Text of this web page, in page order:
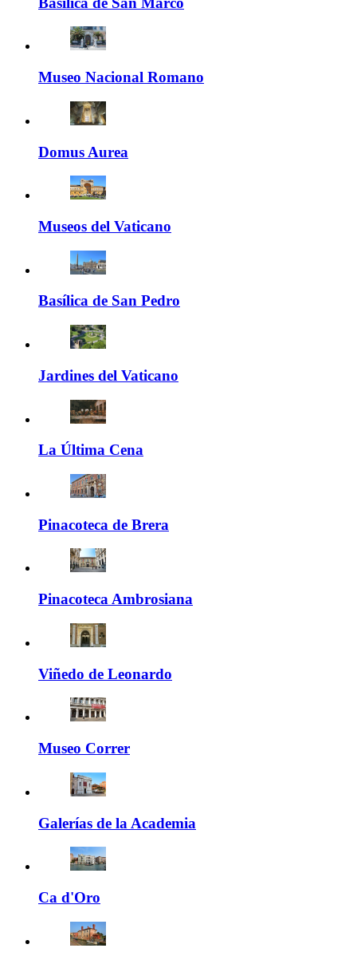
Museo Nacional Romano
Domus Aurea
Museos del Vaticano
Basílica de San Pedro
Jardines del Vaticano
La Última Cena
Pinacoteca de Brera
Pinacoteca Ambrosiana
Viñedo de Leonardo
Museo Correr
Galerías de la Academia
Ca d'Oro